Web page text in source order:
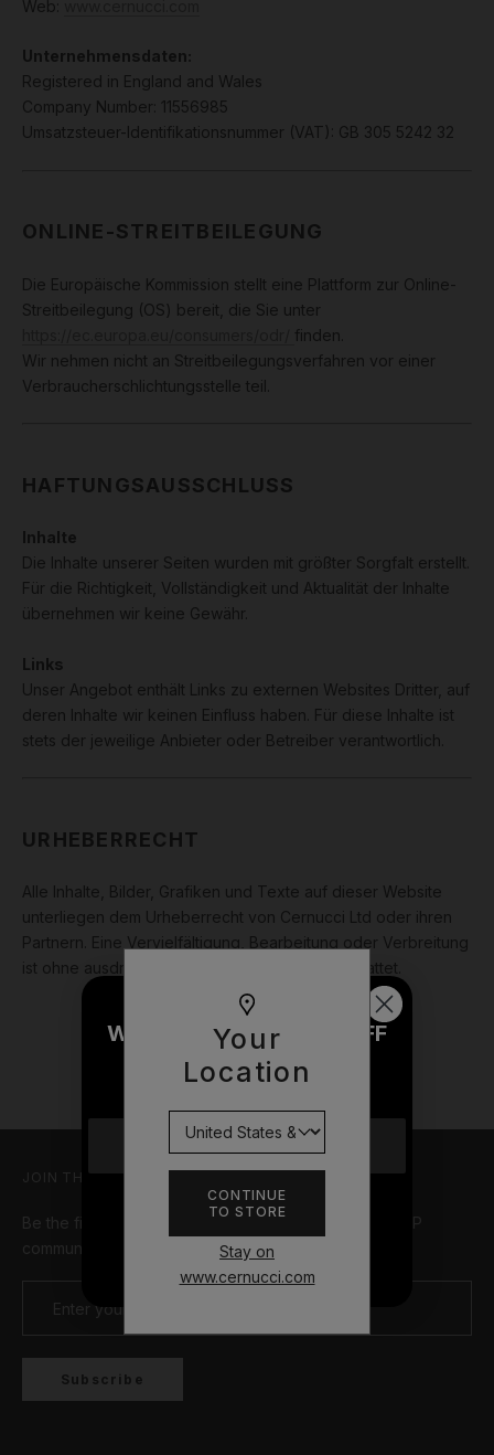
Your
Location
CONTINUE
TO STORE
Stay on
www.cernucci.com
Web:
Unternehmensdaten:
Registered in England and Wales
Company Number: 11556985
Umsatzsteuer-Identifikationsnummer (VAT): GB 305 5242 32
ONLINE-STREITBEILEGUNG
Die Europäische Kommission stellt eine Plattform zur Online-
Streitbeilegung (OS) bereit, die Sie unter
finden.
Wir nehmen nicht an Streitbeilegungsverfahren vor einer
Verbraucherschlichtungsstelle teil.
HAFTUNGSAUSSCHLUSS
Inhalte
Die Inhalte unserer Seiten wurden mit größter Sorgfalt erstellt.
Für die Richtigkeit, Vollständigkeit und Aktualität der Inhalte
übernehmen wir keine Gewähr.
Links
Unser Angebot enthält Links zu externen Websites Dritter, auf
deren Inhalte wir keinen Einfluss haben. Für diese Inhalte ist
stets der jeweilige Anbieter oder Betreiber verantwortlich.
URHEBERRECHT
Alle Inhalte, Bilder, Grafiken und Texte auf dieser Website
unterliegen dem Urheberrecht von Cernucci Ltd oder ihren
Partnern. Eine Vervielfältigung, Bearbeitung oder Verbreitung
ist ohne ausdrückliche Genehmigung nicht gestattet.
JOIN THE TEAM
Be the first in line for new drops, limited offers, and VIP
community events
Subscribe
WOULD YOU LIKE £10 OFF
YOUR NEXT ORDER?
NO THANKS